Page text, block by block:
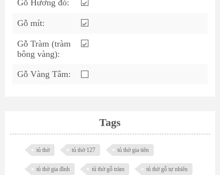
Gỗ Hương đỏ:
Gỗ mít:
Gỗ Tràm (tràm
bông vàng):
Gỗ Vàng Tâm:
Tags
tủ thờ tủ thờ 127 tủ thờ gia tiên
tủ thờ gia đình tủ thờ gỗ tràm tủ thờ gỗ tự nhiên